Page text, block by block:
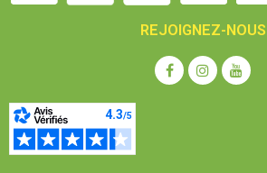
REJOIGNEZ-NOUS